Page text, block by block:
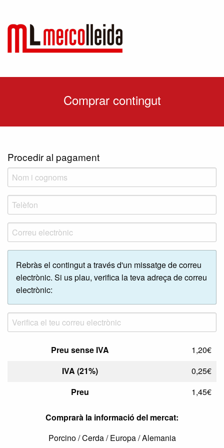
Comprar contingut
Procedir al pagament
Rebràs el contingut a través d'un missatge de correu
electrònic. Si us plau, verifica la teva adreça de correu
electrònic:
Preu sense IVA
1,20€
IVA (21%)
0,25€
Preu
1,45€
Comprarà la informació del mercat:
Porcino / Cerda / Europa / Alemania